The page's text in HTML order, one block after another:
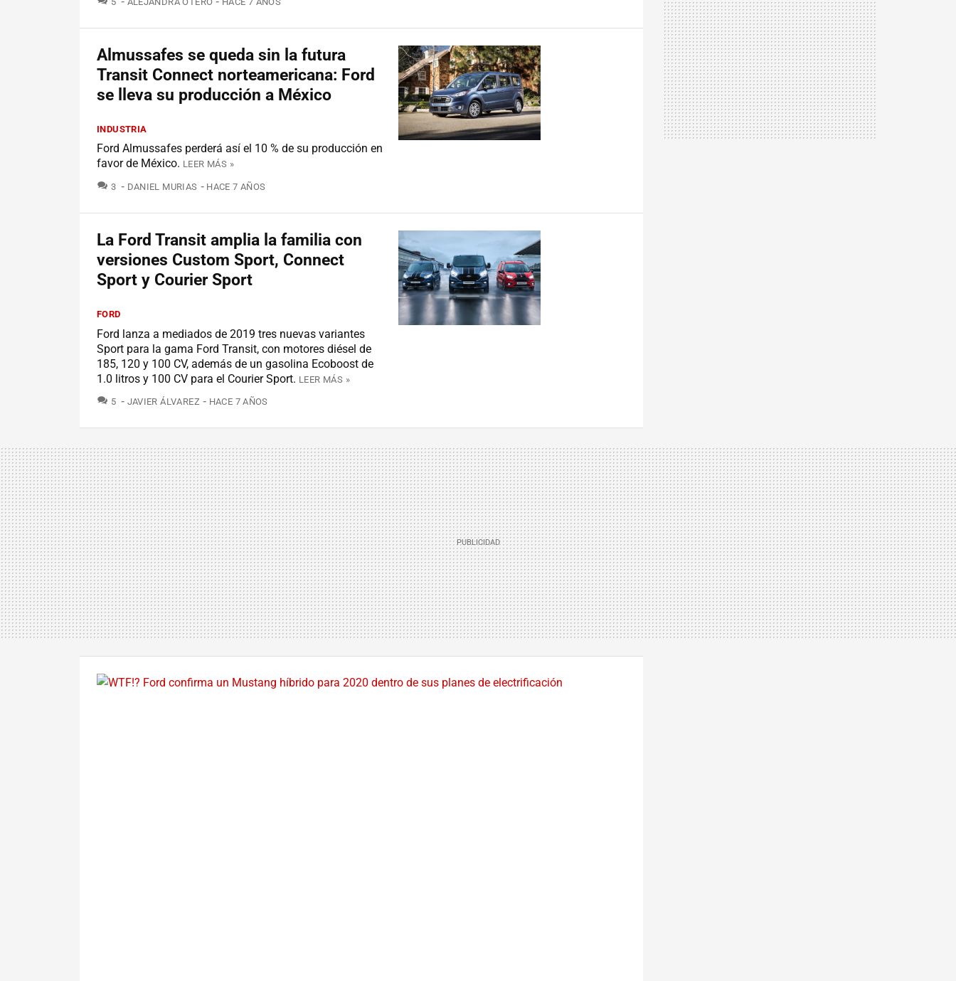
Almussafes se queda sin la futura
Transit Connect norteamericana: Ford
se lleva su producción a México
INDUSTRIA
Ford Almussafes perderá así el 10 % de su producción en
favor de México. LEER MÁS »
3 COMENTARIOS
DANIEL MURIAS HACE 7 AÑOS
La Ford Transit amplia la familia con
versiones Custom Sport, Connect
Sport y Courier Sport
FORD
Ford lanza a mediados de 2019 tres nuevas variantes
Sport para la gama Ford Transit, con motores diésel de
185, 120 y 100 CV, además de un gasolina Ecoboost de
1.0 litros y 100 CV para el Courier Sport. LEER MÁS »
5 COMENTARIOS
JAVIER ÁLVAREZ HACE 7 AÑOS